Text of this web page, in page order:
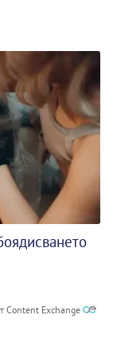
Content Exchange